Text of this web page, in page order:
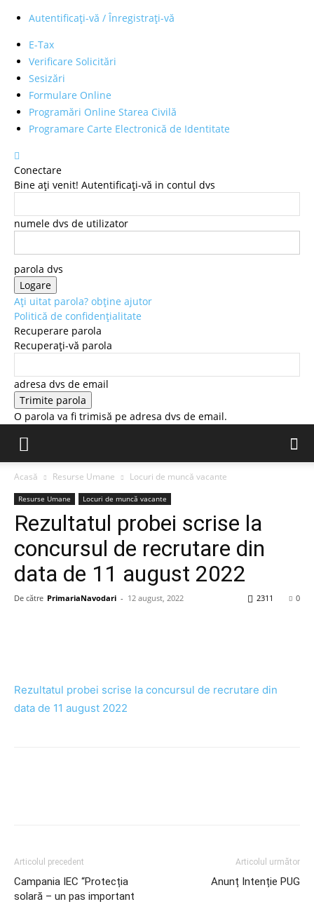
Autentificați-vă / Înregistrați-vă
E-Tax
Verificare Solicitări
Sesizări
Formulare Online
Programări Online Starea Civilă
Programare Carte Electronică de Identitate
Conectare
Bine ați venit! Autentificați-vă in contul dvs
numele dvs de utilizator
parola dvs
Ați uitat parola? obține ajutor
Politică de confidențialitate
Recuperare parola
Recuperați-vă parola
adresa dvs de email
O parola va fi trimisă pe adresa dvs de email.
Acasă Resurse Umane Locuri de muncă vacante
Resurse Umane Locuri de muncă vacante
Rezultatul probei scrise la
concursul de recrutare din
data de 11 august 2022
De către PrimariaNavodari - 12 august, 2022 0
2311
Rezultatul probei scrise la concursul de recrutare din
data de 11 august 2022
Articolul precedent
Campania IEC “Protecția
solară – un pas important
Articolul următor
Anunț Intenție PUG